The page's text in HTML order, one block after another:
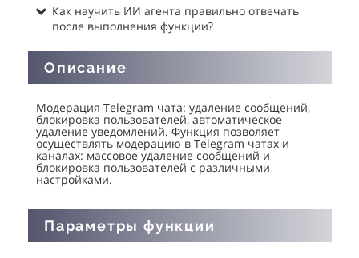
Как научить ИИ агента правильно отвечать
после выполнения функции?
Описание
Модерация Telegram чата: удаление сообщений,
блокировка пользователей, автоматическое
удаление уведомлений. Функция позволяет
осуществлять модерацию в Telegram чатах и
каналах: массовое удаление сообщений и
блокировка пользователей с различными
настройками.
Параметры функции